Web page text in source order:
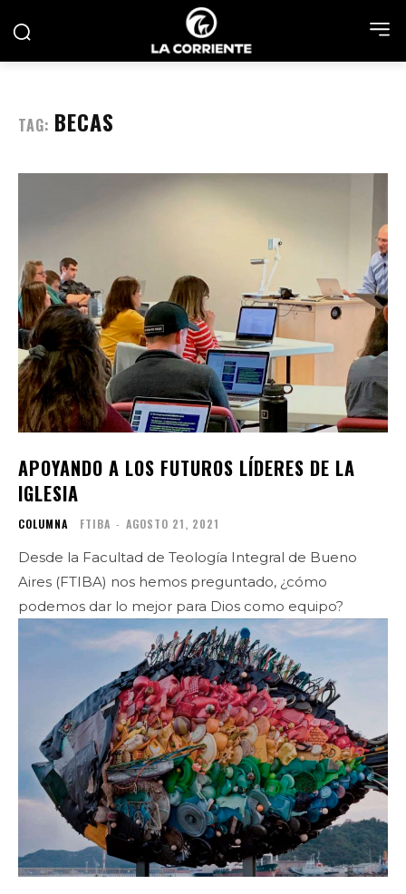
TAG: BECAS
APOYANDO A LOS FUTUROS LÍDERES DE LA
IGLESIA
COLUMNA FTIBA - AGOSTO 21, 2021
Desde la Facultad de Teología Integral de Bueno
Aires (FTIBA) nos hemos preguntado, ¿cómo
podemos dar lo mejor para Dios como equipo?